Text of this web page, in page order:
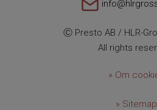
Ⓒ Presto AB / HLR-
All rights
» Om
» Sitemap